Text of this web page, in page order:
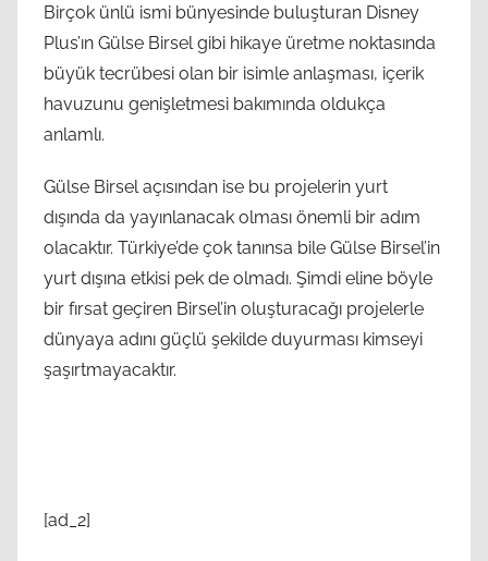
Birçok ünlü ismi bünyesinde buluşturan Disney
Plus’ın Gülse Birsel gibi hikaye üretme noktasında
büyük tecrübesi olan bir isimle anlaşması, içerik
havuzunu genişletmesi bakımında oldukça
anlamlı.
Gülse Birsel açısından ise bu projelerin yurt
dışında da yayınlanacak olması önemli bir adım
olacaktır. Türkiye’de çok tanınsa bile Gülse Birsel’in
yurt dışına etkisi pek de olmadı. Şimdi eline böyle
bir fırsat geçiren Birsel’in oluşturacağı projelerle
dünyaya adını güçlü şekilde duyurması kimseyi
şaşırtmayacaktır.
[ad_2]